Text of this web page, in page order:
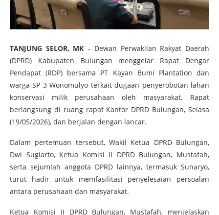
TANJUNG SELOR, MK – Dewan Perwakilan Rakyat Daerah
(DPRD) Kabupaten Bulungan menggelar Rapat Dengar
Pendapat (RDP) bersama PT Kayan Bumi Plantation dan
warga SP 3 Wonomulyo terkait dugaan penyerobotan lahan
konservasi milik perusahaan oleh masyarakat. Rapat
berlangsung di ruang rapat Kantor DPRD Bulungan, Selasa
(19/05/2026), dan berjalan dengan lancar.
Dalam pertemuan tersebut, Wakil Ketua DPRD Bulungan,
Dwi Sugiarto, Ketua Komisi II DPRD Bulungan, Mustafah,
serta sejumlah anggota DPRD lainnya, termasuk Sunaryo,
turut hadir untuk memfasilitasi penyelesaian persoalan
antara perusahaan dan masyarakat.
Ketua Komisi II DPRD Bulungan, Mustafah, menjelaskan